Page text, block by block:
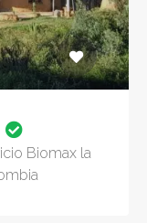
Biomax la